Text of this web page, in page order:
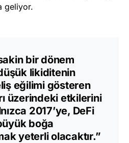
geliyor.
bir dönem
likiditenin
eğilimi gösteren
üzerindeki etkilerini
2017’ye, DeFi
boğa
yeterli olacaktır.”